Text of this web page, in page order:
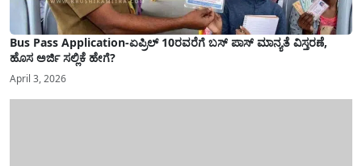
Bus Pass Application-ಏಪ್ರಿಲ್ 10ರವರೆಗೆ ಬಸ್ ಪಾಸ್ ಮಾನ್ಯತೆ ವಿಸ್ತರಣೆ,
ಹೊಸ ಅರ್ಜಿ ಸಲ್ಲಿಕೆ ಹೇಗೆ?
April 3, 2026